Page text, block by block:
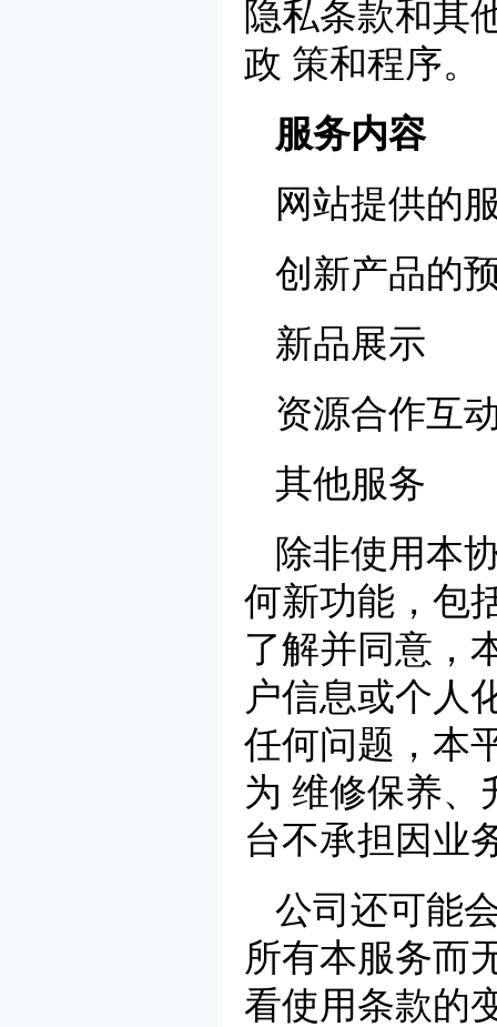
隐私条款和其
政 策和程序。
服务内容
网站提供的
创新产品的
新品展示
资源合作互
其他服务
除非使用本
何新功能，包
了解并同意，
户信息或个人
任何问题，本
为 维修保养、
台不承担因业
公司还可能
所有本服务而
看使用条款的